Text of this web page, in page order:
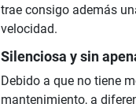
trae consigo además
velocidad.
Silenciosa y sin
Debido a que no tiene
mantenimiento, a